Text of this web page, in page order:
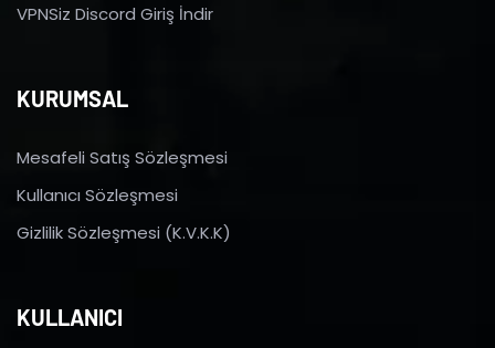
VPNSiz Discord Giriş İndir
KURUMSAL
Mesafeli Satış Sözleşmesi
Kullanıcı Sözleşmesi
Gizlilik Sözleşmesi (K.V.K.K)
KULLANICI